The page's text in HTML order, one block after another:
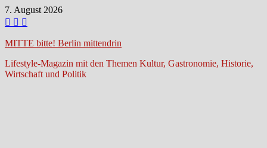
Zum
Inhalt
7. August 2026
MITTE bitte! Berlin mittendrin
Lifestyle-Magazin mit den Themen Kultur, Gastronomie, Historie,
Wirtschaft und Politik